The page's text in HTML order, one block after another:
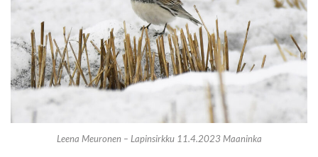
Leena Meuronen – Lapinsirkku 11.4.2023 Maaninka